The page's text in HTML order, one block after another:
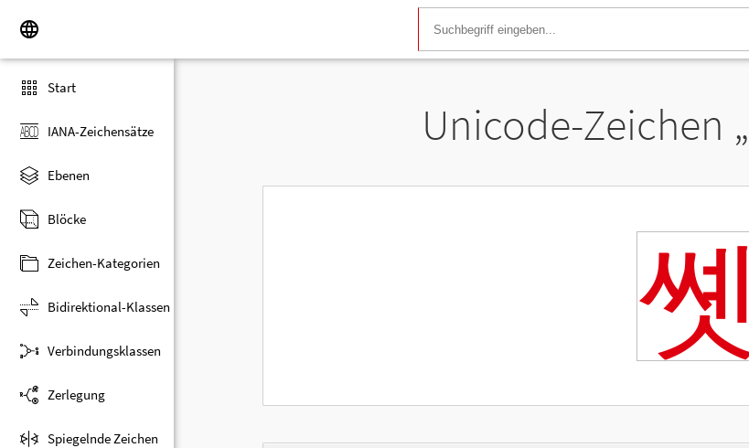
Start
IANA-Zeichensätze
Ebenen
Blöcke
Zeichen-Kategorien
Bidirektional-Klassen
Verbindungsklassen
Zerlegung
Spiegelnde Zeichen
Unicode-Zeichen „
쏏